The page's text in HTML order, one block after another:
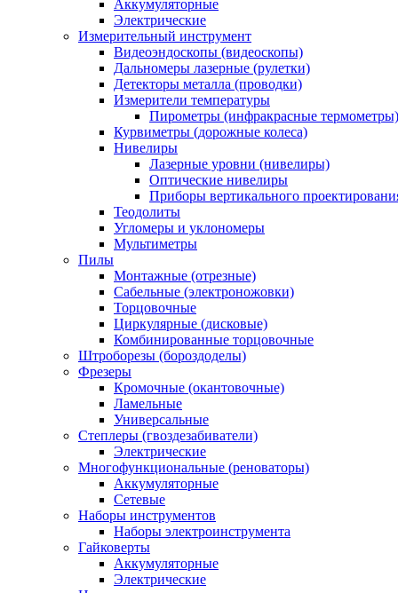
Аккумуляторные
Электрические
Измерительный инструмент
Видеоэндоскопы (видеоскопы)
Дальномеры лазерные (рулетки)
Детекторы металла (проводки)
Измерители температуры
Пирометры (инфракрасные термометры)
Курвиметры (дорожные колеса)
Нивелиры
Лазерные уровни (нивелиры)
Оптические нивелиры
Приборы вертикального
Теодолиты
Угломеры и уклономеры
Мультиметры
Пилы
Монтажные (отрезные)
Сабельные (электроножовки)
Торцовочные
Циркулярные (дисковые)
Комбинированные торцовочные
Штроборезы (бороздоделы)
Фрезеры
Кромочные (окантовочные)
Ламельные
Универсальные
Степлеры (гвоздезабиватели)
Электрические
Многофункциональные (реноваторы)
Аккумуляторные
Сетевые
Наборы инструментов
Наборы электроинструмента
Гайковерты
Аккумуляторные
Электрические